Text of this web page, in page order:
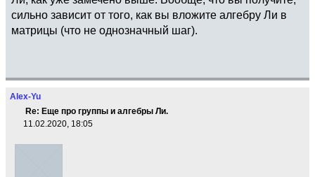
сильно зависит от того, как вы вложите алгебру Ли в
матрицы (что не однозначный шаг).
Alex-Yu
Re: Еще про группы и алгебры Ли.
11.02.2020, 18:05